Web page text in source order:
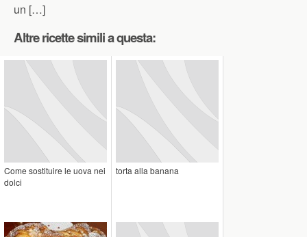
un […]
Altre ricette simili a questa:
Come sostituire le uova nei
dolci
torta alla banana